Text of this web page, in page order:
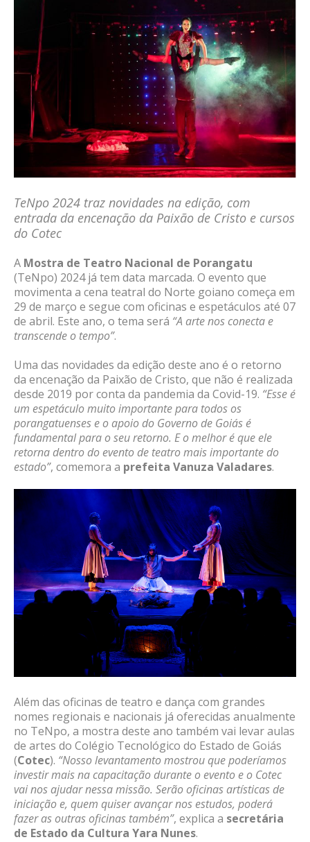
TeNpo 2024 traz novidades na edição, com
entrada da encenação da Paixão de Cristo e cursos
do Cotec
A Mostra de Teatro Nacional de Porangatu
(TeNpo) 2024 já tem data marcada. O evento que
movimenta a cena teatral do Norte goiano começa em
29 de março e segue com oficinas e espetáculos até 07
de abril. Este ano, o tema será “A arte nos conecta e
transcende o tempo”.
Uma das novidades da edição deste ano é o retorno
da encenação da Paixão de Cristo, que não é realizada
desde 2019 por conta da pandemia da Covid-19. “Esse é
um espetáculo muito importante para todos os
porangatuenses e o apoio do Governo de Goiás é
fundamental para o seu retorno. E o melhor é que ele
retorna dentro do evento de teatro mais importante do
estado”, comemora a prefeita Vanuza Valadares.
Além das oficinas de teatro e dança com grandes
nomes regionais e nacionais já oferecidas anualmente
no TeNpo, a mostra deste ano também vai levar aulas
de artes do Colégio Tecnológico do Estado de Goiás
(Cotec). “Nosso levantamento mostrou que poderíamos
investir mais na capacitação durante o evento e o Cotec
vai nos ajudar nessa missão. Serão oficinas artísticas de
iniciação e, quem quiser avançar nos estudos, poderá
fazer as outras oficinas também”, explica a secretária
de Estado da Cultura Yara Nunes.